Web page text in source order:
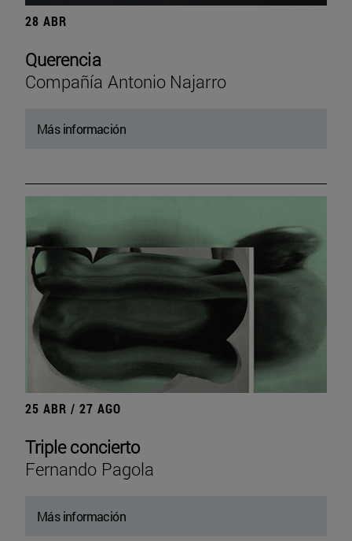
28 ABR
Querencia
Compañía Antonio Najarro
Más información
25 ABR / 27 AGO
Triple concierto
Fernando Pagola
Más información